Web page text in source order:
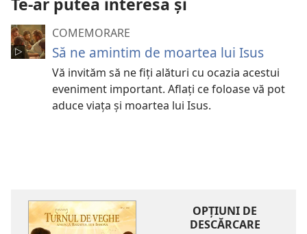
Te-ar putea interesa și
COMEMORARE
Să ne amintim de moartea lui Isus
Vă invităm să ne fiți alături cu ocazia acestui
eveniment important. Aflați ce foloase vă pot
aduce viața și moartea lui Isus.
OPŢIUNI DE
DESCĂRCARE